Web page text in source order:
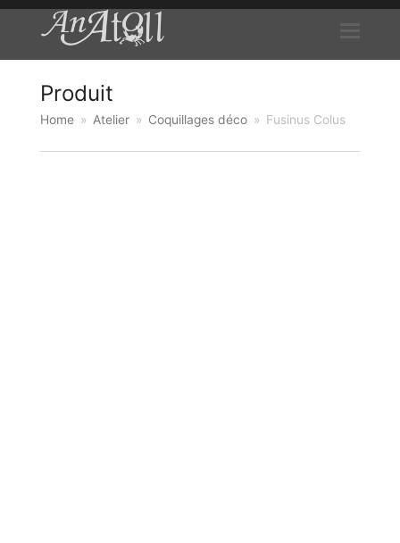
Produit
Home » Atelier » Coquillages déco » Fusinus Colus